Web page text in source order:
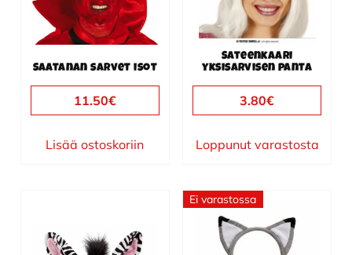
Saatanan sarvet isot
11.50€
Lisää ostoskoriin
Sateenkaari
yksisarvisen panta
3.80€
Loppunut varastosta
Ei varastossa